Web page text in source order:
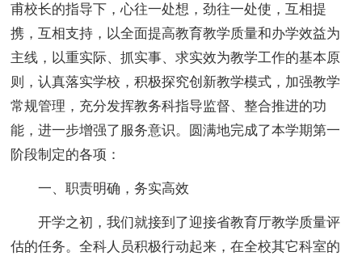
甫校长的指导下，心往一处想，劲往一处使，互相提
携，互相支持，以全面提高教育教学质量和办学效益为
主线，以重实际、抓实事、求实效为教学工作的基本原
则，认真落实学校，积极探究创新教学模式，加强教学
常规管理，充分发挥教务科指导监督、整合推进的功
能，进一步增强了服务意识。圆满地完成了本学期第一
阶段制定的各项：
一、职责明确，务实高效
开学之初，我们就接到了迎接省教育厅教学质量评
估的任务。全科人员积极行动起来，在全校其它科室的